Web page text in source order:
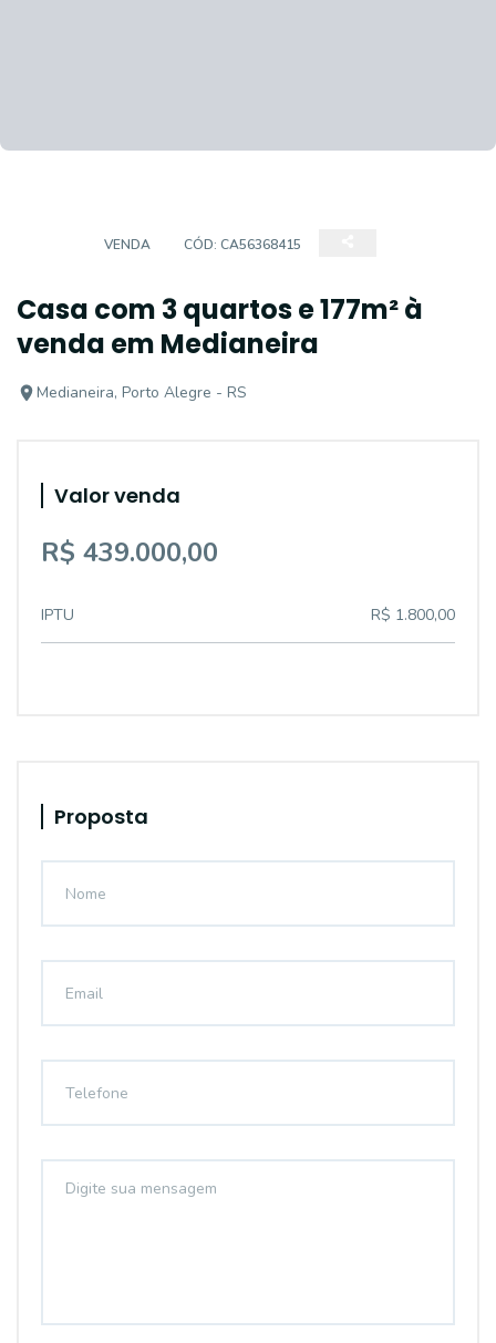
VENDA CÓD: CA56368415
Casa com 3 quartos e 177m² à
venda em Medianeira
Medianeira, Porto Alegre - RS
Valor venda
R$ 439.000,00
IPTU R$ 1.800,00
Proposta